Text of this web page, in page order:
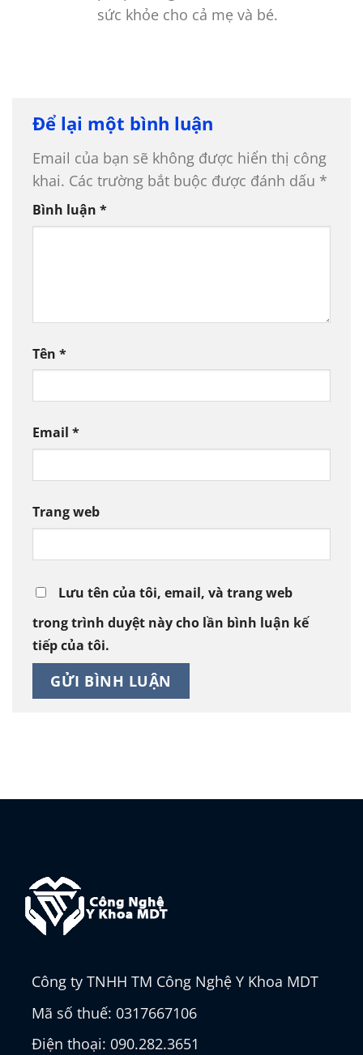
sức khỏe cho cả mẹ và bé.
Để lại một bình luận
Email của bạn sẽ không được hiển thị công
khai. Các trường bắt buộc được đánh dấu *
Bình luận *
Tên *
Email *
Trang web
Lưu tên của tôi, email, và trang web
trong trình duyệt này cho lần bình luận kế
tiếp của tôi.
Công ty TNHH TM Công Nghệ Y Khoa MDT
Mã số thuế: 0317667106
Điện thoại: 090.282.3651